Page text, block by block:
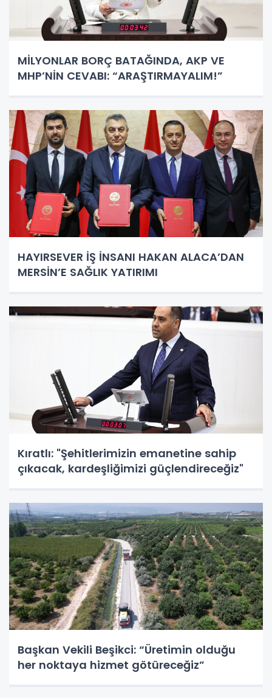
MİLYONLAR BORÇ BATAĞINDA, AKP VE
MHP’NİN CEVABI: “ARAŞTIRMAYALIM!”
HAYIRSEVER İŞ İNSANI HAKAN ALACA’DAN
MERSİN’E SAĞLIK YATIRIMI
Kıratlı: "Şehitlerimizin emanetine sahip
çıkacak, kardeşliğimizi güçlendireceğiz"
Başkan Vekili Beşikci: “Üretimin olduğu
her noktaya hizmet götüreceğiz”